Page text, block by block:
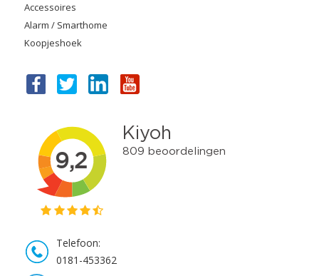
Accessoires
Alarm / Smarthome
Koopjeshoek
Telefoon:
0181-453362